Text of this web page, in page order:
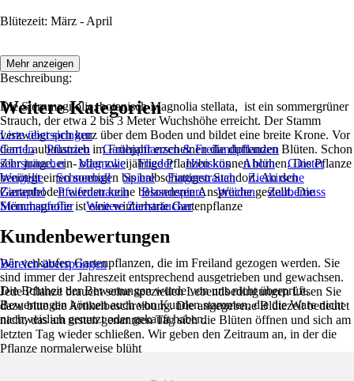
Blütezeit: März - April
Beschreibung:
Die Sternmagnolie, botanisch Magnolia stellata, ist ein sommergrüner
Strauch, der etwa 2 bis 3 Meter Wuchshöhe erreicht. Der Stamm
verzweigt sich kurz über dem Boden und bildet eine breite Krone. Vor
dem Laubaustrieb im Frühjahr erscheinen die duftenden Blüten. Schon
sehr junge, ein- oder zweijährige Pflanzen können blühen. Die Pflanze
benötigt einen sonnigen bis halbschattigen Standort. An den
Gartenboden werden keine besonderen Ansprüche gestellt. Die
Sternmagnolie ist eine winterharte Gartenpflanze
Wir verkaufen Gartenpflanzen, die im Freiland gezogen werden. Sie
sind immer der Jahreszeit entsprechend ausgetrieben und gewachsen.
Jede Pflanze braucht seine speziellen Lebendbedingungen Lesen Sie
dazu bitte die Artikelbeschreibung. Die angegebene Blütezeit bedeutet
nicht, das am ersten genannten Tag sich die Blüten öffnen und sich am
letzten Tag wieder schließen. Wir geben den Zeitraum an, in der die
Pflanze normalerweise blüht
Mehr anzeigen
Weitere Kategorien
Liste überspringen
Garten
Pflanzen
Gartenpflanzen & Freilandpflanzen
Ziersträucher
Magnolie Flieder Hibiskus Ahorn
Ginster
Weigelie
Schneeball Spiere Fingerstrauch
Zierkirsche
Zierapfel
Pfeifenstrauch Blasenspiere Weiden
Zaubernuss
Mönchspfeffer
Weitere Ziersträucher
Kundenbewertungen
Bereich überspringen
Die Echtheit der Bewertungen wurde von uns nicht überprüft.
Bewertungen können auch von Kunden stammen, die die Ware nicht
nachweislich genutzt oder gekauft haben.